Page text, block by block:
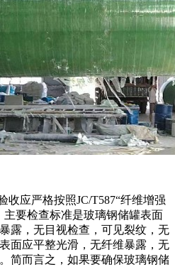
收应严格按照JC/T587“纤维增强
主要检查标准是玻璃钢储罐表面
露，无目视检查，可见裂纹，无
面应平整光滑，无纤维暴露，无
简而言之，如果要确保玻璃钢储